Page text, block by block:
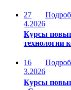
27
4.2026
Курсы
технологии
16
3.2026
Курсы